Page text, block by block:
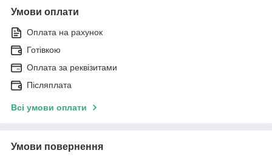
Умови оплати
Оплата на рахунок
Готівкою
Оплата за реквізитами
Післяплата
Всі умови оплати
Умови повернення